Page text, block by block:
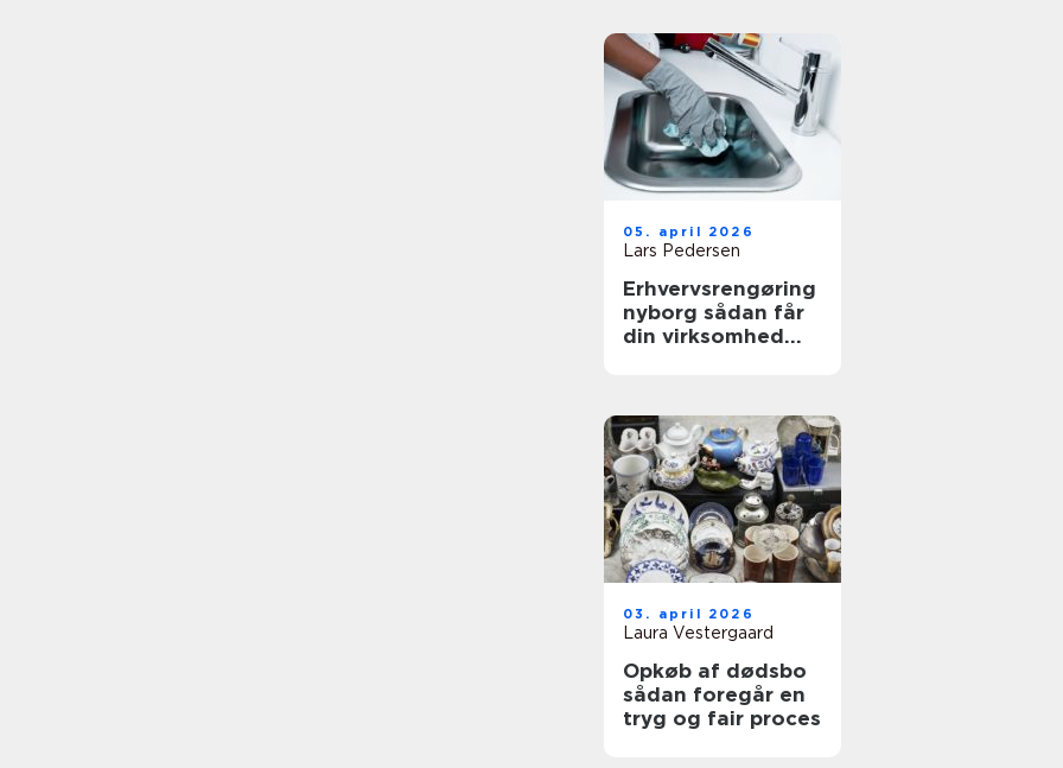
05. april 2026
Lars Pedersen
Erhvervsrengøring
nyborg sådan får
din virksomhed
03. april 2026
Laura Vestergaard
Opkøb af dødsbo
sådan foregår en
tryg og fair proces